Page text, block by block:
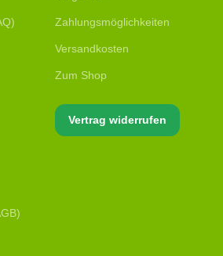
Zahlungsmöglichkeiten
Versandkosten
Zum Shop
Vertrag widerrufen